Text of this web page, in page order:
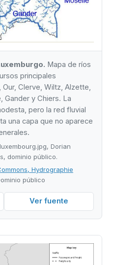
Mapa de ríos
principales
Clerve, Wiltz, Alzette,
Gander y Chiers. La
pero la red fluvial
una capa que no aparece
Dorian
dominio público.
Hydrographie
público
Ver fuente